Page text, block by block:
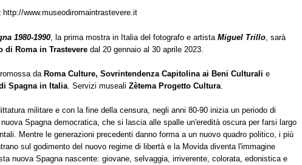
http://www.museodiromaintrastevere.it
1980-1990 , la prima mostra in Italia del fotografo e artista Miguel Trillo , sarà
di Roma in Trastevere dal 20 gennaio al 30 aprile 2023.
da Roma Culture, Sovrintendenza Capitolina ai Beni Culturali e
Spagna in Italia . Servizi museali Zètema Progetto Cultura
militare e con la fine della censura, negli anni 80-90 inizia un periodo di
Spagna democratica, che si lascia alle spalle un'eredità oscura per farsi largo
Mentre le generazioni precedenti danno forma a un nuovo quadro politico, i più
sul godimento del nuovo regime di libertà e la Movida diventa l'immagine
nuova Spagna nascente: giovane, selvaggia, irriverente, colorata, edonistica e